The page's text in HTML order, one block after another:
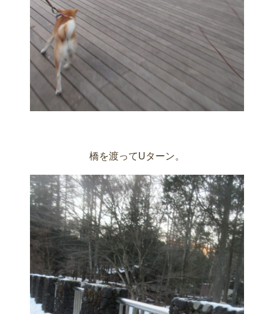
橋を渡ってUターン。